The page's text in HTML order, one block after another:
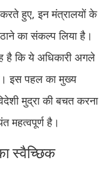
हुए, इन मंत्रालयों के
का संकल्प लिया है।
कि ये अधिकारी अगले
इस पहल का मुख्य
मुद्रा की बचत करना
महत्वपूर्ण है।
स्वैच्छिक